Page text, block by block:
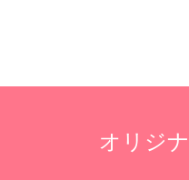
オリジ